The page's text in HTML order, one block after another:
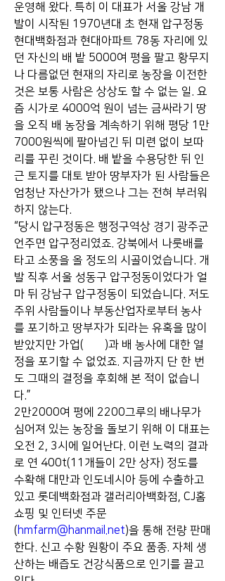
운영해 왔다. 특히 이 대표가 서울 강남 개
발이 시작된 1970년대 초 현재 압구정동
현대백화점과 현대아파트 78동 자리에 있
던 자신의 배 밭 5000여 평을 팔고 황무지
나 다름없던 현재의 자리로 농장을 이전한
것은 보통 사람은 상상도 할 수 없는 일. 요
즘 시가로 4000억 원이 넘는 금싸라기 땅
을 오직 배 농장을 계속하기 위해 평당 1만
7000원씩에 팔아넘긴 뒤 미련 없이 보따
리를 꾸린 것이다. 배 밭을 수용당한 뒤 인
근 토지를 대토 받아 땅부자가 된 사람들은
엄청난 자산가가 됐으나 그는 전혀 부러워
하지 않는다.
“당시 압구정동은 행정구역상 경기 광주군
언주면 압구정리였죠. 강북에서 나룻배를
타고 소풍을 올 정도의 시골이었습니다. 개
발 직후 서울 성동구 압구정동이었다가 얼
마 뒤 강남구 압구정동이 되었습니다. 저도
주위 사람들이나 부동산업자로부터 농사
를 포기하고 땅부자가 되라는 유혹을 많이
받았지만 가업(家業)과 배 농사에 대한 열
정을 포기할 수 없었죠. 지금까지 단 한 번
도 그때의 결정을 후회해 본 적이 없습니
다.”
2만2000여 평에 2200그루의 배나무가
심어져 있는 농장을 돌보기 위해 이 대표는
오전 2, 3시에 일어난다. 이런 노력의 결과
로 연 400t(11개들이 2만 상자) 정도를
수확해 대만과 인도네시아 등에 수출하고
있고 롯데백화점과 갤러리아백화점, CJ홈
쇼핑 및 인터넷 주문
(hmfarm@hanmail.net)을 통해 전량 판매
한다. 신고 수황 원황이 주요 품종. 자체 생
산하는 배즙도 건강식품으로 인기를 끌고